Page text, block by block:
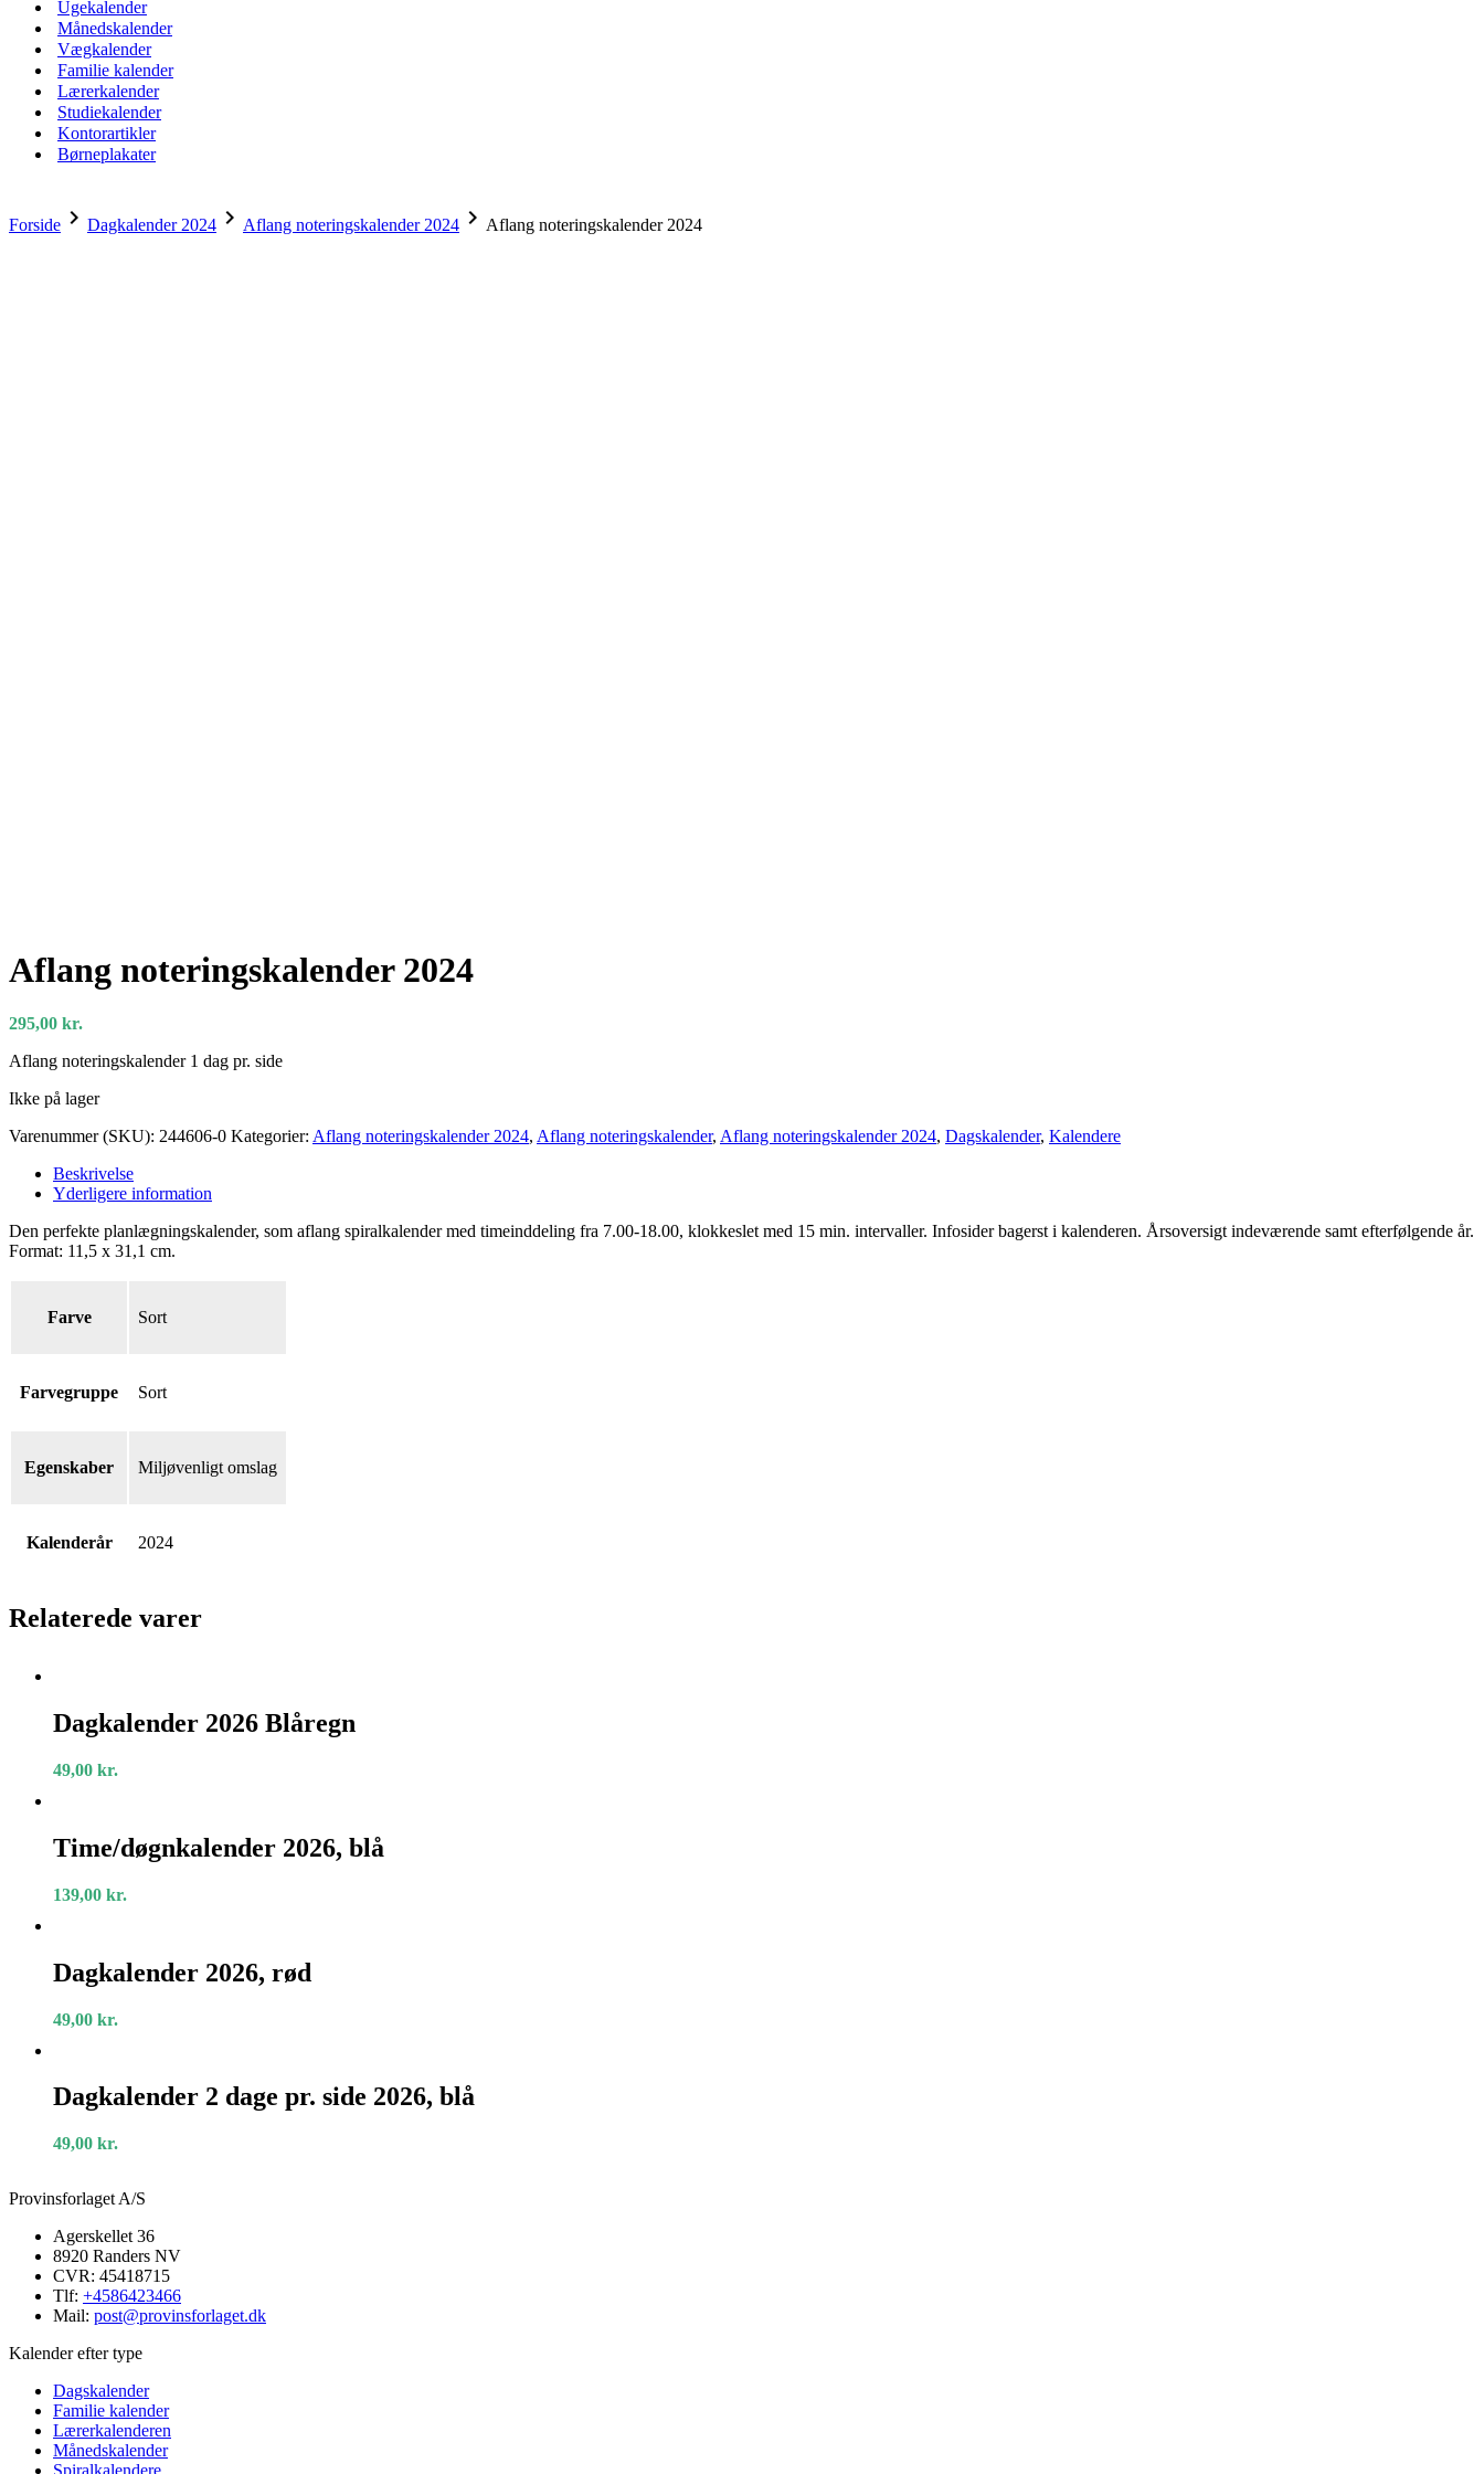
Ugekalender
Månedskalender
Vægkalender
Familie kalender
Lærerkalender
Studiekalender
Kontorartikler
Børneplakater
Forside chevron_right Dagkalender 2024 chevron_right Aflang noteringskalender 2024 chevron_right Aflang noteringskalender 2024
Aflang noteringskalender 2024
295,00 kr.
Aflang noteringskalender 1 dag pr. side
Ikke på lager
Varenummer (SKU): 244606-0 Kategorier: Aflang noteringskalender 2024, Aflang noteringskalender, Aflang noteringskalender 2024, Dagskalender, Kalendere
Beskrivelse
Yderligere information
Den perfekte planlægningskalender, som aflang spiralkalender med timeinddeling fra 7.00-18.00, klokkeslet med 15 min. intervaller. Infosider bagerst i kalenderen. Årsoversigt indeværende samt efterfølgende år.
Format: 11,5 x 31,1 cm.
Farve Sort
Farvegruppe Sort
Egenskaber Miljøvenligt omslag
Kalenderår 2024
Relaterede varer
2026
Blåregn
Dagkalender 2026 Blåregn
49,00 kr.
2026,
blå
Time/døgnkalender 2026, blå
139,00 kr.
2026,
rød
Dagkalender 2026, rød
49,00 kr.
2
dage
side
blå
Dagkalender 2 dage pr. side 2026, blå
49,00 kr.
Provinsforlaget A/S
Agerskellet 36
8920 Randers NV
CVR: 45418715
Tlf: +4586423466
Mail: post@provinsforlaget.dk
Kalender efter type
Dagskalender
Familie kalender
Lærerkalenderen
Månedskalender